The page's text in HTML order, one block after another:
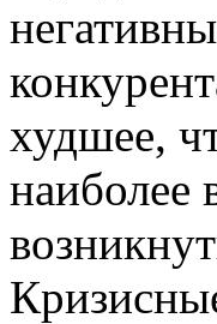
худшее,